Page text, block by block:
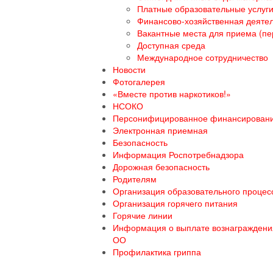
Платные образовательные услуги
Финансово-хозяйственная
Вакантные места для приема
Доступная среда
Международное сотрудничество
Новости
Фотогалерея
«Вместе против наркотиков!»
НСОКО
Персонифицированное
Электронная приемная
Безопасность
Информация Роспотребнадзора
Дорожная безопасность
Родителям
Организация образовательного
Организация горячего питания
Горячие линии
Информация о выплате
ОО
Профилактика гриппа